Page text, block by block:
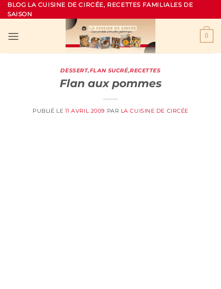
Passer
au
BLOG LA CUISINE DE CIRCÉE, RECETTES FAMILIALES DE
SAISON
0
DESSERT,FLAN SUCRÉ,RECETTES
Flan aux pommes
PUBLIÉ LE 11 AVRIL 2009 PAR LA CUISINE DE CIRCÉE